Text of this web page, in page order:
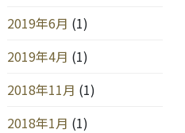
2019年6月 (1)
2019年4月 (1)
2018年11月 (1)
2018年1月 (1)